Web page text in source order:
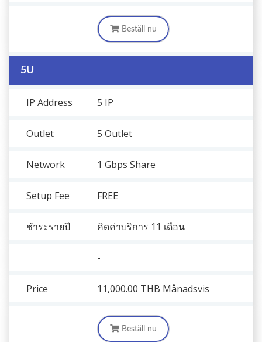
Beställ nu
5U
IP Address 5 IP
Outlet 5 Outlet
Network 1 Gbps Share
Setup Fee FREE
ชำระรายปี คิดค่าบริการ 11 เดือน
-
Price 11,000.00 THB Månadsvis
Beställ nu